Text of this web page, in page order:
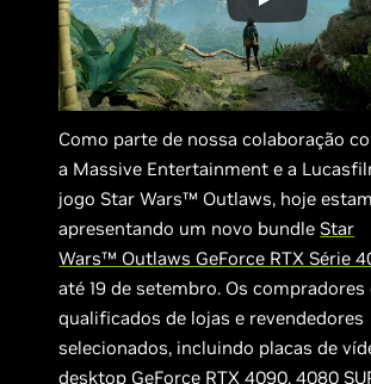
Como parte de nossa colaboração
a Massive Entertainment e a
jogo Star Wars™ Outlaws, hoje
apresentando um novo bundle Star
Wars™ Outlaws GeForce RTX Série
até 19 de setembro. Os
qualificados de lojas e revendedores
selecionados, incluindo placas de
desktop GeForce RTX 4090, 4080